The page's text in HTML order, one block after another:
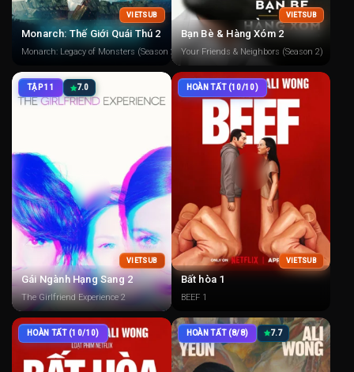
VIETSUB
Monarch: Thế Giới Quái Thú 2
Monarch: Legacy of Monsters (Season 2)
VIETSUB
Bạn Bè & Hàng Xóm 2
Your Friends & Neighbors (Season 2)
TẬP 11 7.0
VIETSUB
Gái Ngành Hạng Sang 2
The Girlfriend Experience 2
HOÀN TẤT (10/10)
VIETSUB
Bất hòa 1
BEEF 1
HOÀN TẤT (10/10) HOÀN TẤT (8/8) 7.7